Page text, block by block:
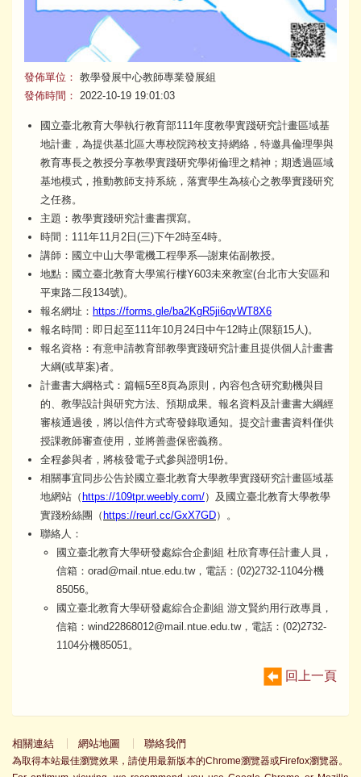
發佈單位： 教學發展中心教師專業發展組
發佈時間：
2022-10-19 19:01:03
國立臺北教育大學執行教育部111年度教學實踐研究計畫區域基
地計畫，為提供基北區大專校院跨校支持網絡，特邀具倫理學與
教育專長之教授分享教學實踐研究學術倫理之精神；期透過區域
基地模式，推動教師支持系統，落實學生為核心之教學實踐研究
之任務。
主題：教學實踐研究計畫書撰寫。
時間：111年11月2日(三)下午2時至4時。
講師：國立中山大學電機工程學系—謝東佑副教授。
地點：國立臺北教育大學篤行樓Y603未來教室(台北市大安區和
平東路二段134號)。
報名網址： https://forms.gle/ba2KgR5ji6qvWT8X6
報名時間：即日起至111年10月24日中午12時止(限額15人)。
報名資格：有意申請教育部教學實踐研究計畫且提供個人計畫書
大綱(或草案)者。
計畫書大綱格式：篇幅5至8頁為原則，內容包含研究動機與目
的、教學設計與研究方法、預期成果。報名資料及計畫書大綱經
審核通過後，將以信件方式寄發錄取通知。提交計畫書資料僅供
授課教師審查使用，並將善盡保密義務。
全程參與者，將核發電子式參與證明1份。
相關事宜同步公告於國立臺北教育大學教學實踐研究計畫區域基
地網站（ https://109tpr.weebly.com/）及國立臺北教育大學教學
實踐粉絲團（ https://reurl.cc/GxX7GD）。
聯絡人：
國立臺北教育大學研發處綜合企劃組 杜欣育專任計畫人員，
信箱：orad@mail.ntue.edu.tw，電話：(02)2732-1104分機
85056。
​國立臺北教育大學研發處綜合企劃組 游文賢約用行政專員，
信箱：wind22868012@mail.ntue.edu.tw，電話：(02)2732-
1104分機85051。
回上一頁
相關連結 網站地圖 聯絡我們
為取得本站最佳瀏覽效果，請使用最新版本的Chrome瀏覽器或Firefox瀏覽器。